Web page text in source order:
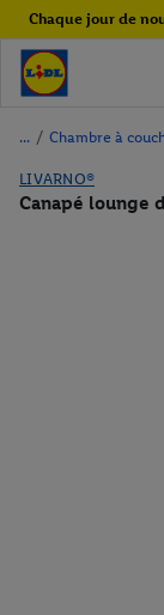
Chaque jour de
/ Chambre à
LIVARNO®
Canapé lounge